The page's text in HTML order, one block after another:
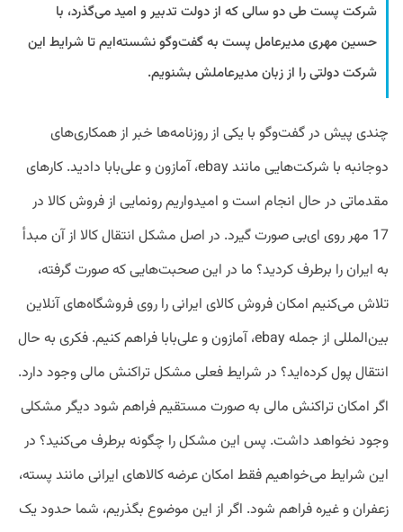
شرکت پست طی دو سالی که از دولت تدبیر و امید می‌گذرد، با
حسین مهری مدیرعامل پست به گفت‌وگو نشسته‌ایم تا شرایط این
شرکت دولتی را از زبان مدیرعاملش بشنویم.
چندی پیش در گفت‌وگو با یکی از روزنامه‌ها خبر از همکاری‌های
دوجانبه با شرکت‌هایی مانند ebay، آمازون و علی‌بابا دادید. کارهای
مقدماتی در حال انجام است و امیدواریم رونمایی از فروش کالا در
17 مهر روی ای‌بی صورت گیرد. در اصل مشکل انتقال کالا از آن مبدأ
به ایران را برطرف کردید؟ ما در این صحبت‌هایی که صورت گرفته،
تلاش می‌کنیم امکان فروش کالای ایرانی را روی فروشگاه‌های آنلاین
بین‌المللی از جمله ebay، آمازون و علی‌بابا فراهم کنیم. فکری به حال
انتقال پول کرده‌اید؟ در شرایط فعلی مشکل تراکنش مالی وجود دارد.
اگر امکان تراکنش مالی به صورت مستقیم فراهم شود دیگر مشکلی
وجود نخواهد داشت. پس این مشکل را چگونه برطرف می‌کنید؟ در
این شرایط می‌خواهیم فقط امکان عرضه کالاهای ایرانی مانند پسته،
زعفران و غیره فراهم شود. اگر از این موضوع بگذریم، شما حدود یک